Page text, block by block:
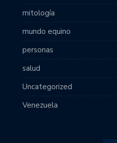
mitología
mundo equino
personas
salud
Uncategorized
Venezuela